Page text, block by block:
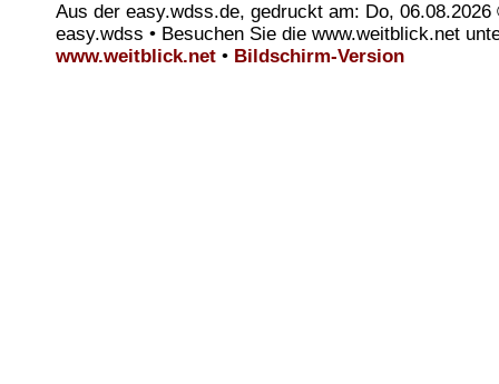
Aus der easy.wdss.de, gedruckt am: Do, 06.08.2026
easy.wdss • Besuchen Sie die www.weitblick.net
www.weitblick.net • Bildschirm-Version